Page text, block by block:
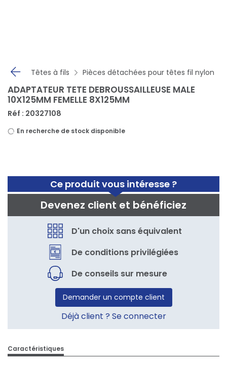
Têtes à fils Pièces détachées pour têtes fil nylon
Ce produit vous intéresse ?
Devenez client et bénéficiez
D'un choix sans équivalent
De conditions privilégiées
De conseils sur mesure
Demander un compte client
Déjà client ? Se connecter
ADAPTATEUR TETE DEBROUSSAILLEUSE MALE
10X125MM FEMELLE 8X125MM
Réf : 20327108
En recherche de stock disponible
Caractéristiques